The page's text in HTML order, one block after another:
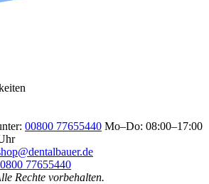
00800 77655440 Mo–Do: 08:00–17:00
77655440
Rechte vorbehalten.